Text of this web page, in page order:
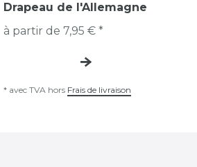
Drapeau de l'Allemagne
à partir de 7,95 € *
* avec TVA hors Frais de livraison